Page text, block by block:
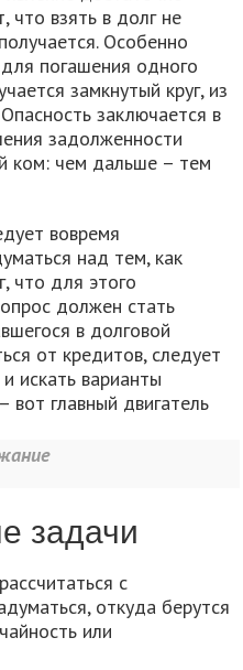
что взять в долг не
Особенно
погашения одного
замкнутый круг, из
заключается в
задолженности
ком: чем дальше – тем
вовремя
над тем, как
что для этого
должен стать
в долговой
от кредитов, следует
искать варианты
вот главный двигатель
задачи
с
откуда берутся
или